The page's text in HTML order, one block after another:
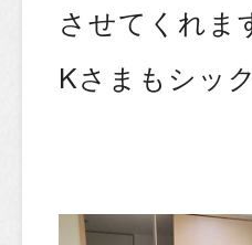
させてくれま
Kさまもシッ